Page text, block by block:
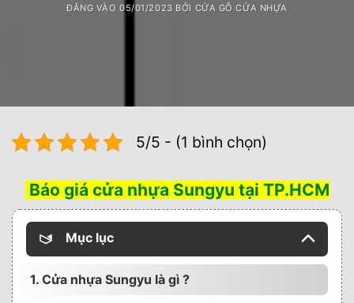
ĐĂNG VÀO05/01/2023 BỞI CỬA GỖ CỬA NHỰA
5/5 - (1 bình chọn)
Báo giá cửa nhựa Sungyu tại TP.HCM
Mục lục
1. Cửa nhựa Sungyu là gì ?